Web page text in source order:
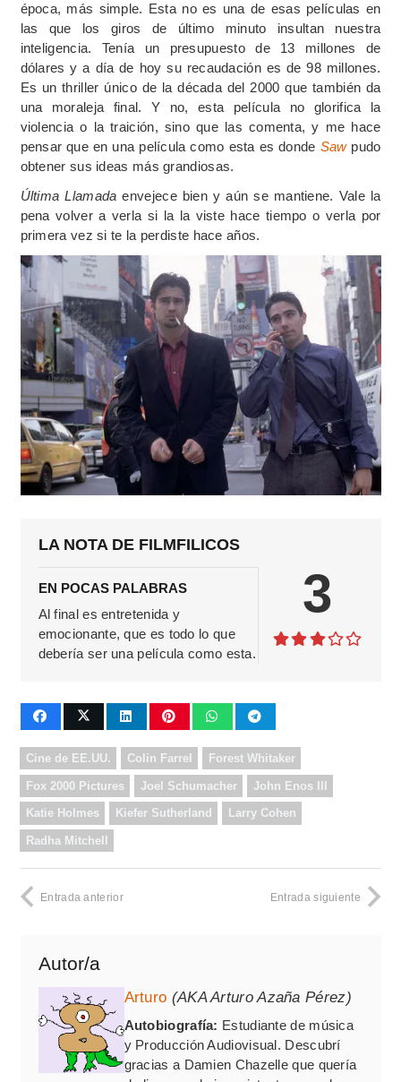
época, más simple. Esta no es una de esas películas en
las que los giros de último minuto insultan nuestra
inteligencia. Tenía un presupuesto de 13 millones de
dólares y a día de hoy su recaudación es de 98 millones.
Es un thriller único de la década del 2000 que también da
una moraleja final. Y no, esta película no glorifica la
violencia o la traición, sino que las comenta, y me hace
pensar que en una película como esta es donde Sawpudo
obtener sus ideas más grandiosas.
Última Llamada envejece bien y aún se mantiene. Vale la
pena volver a verla si la la viste hace tiempo o verla por
primera vez si te la perdiste hace años.
LA NOTA DE FILMFILICOS
EN POCAS PALABRAS
Al final es entretenida y
emocionante, que es todo lo que
debería ser una película como esta.
3
Cine de EE.UU. Colin Farrel Forest Whitaker
Fox 2000 Pictures Joel Schumacher John Enos III
Katie Holmes Kiefer Sutherland Larry Cohen
Radha Mitchell
Entrada anterior Entrada siguiente
Autor/a
Arturo (AKA Arturo Azaña Pérez)
Autobiografía: Estudiante de música
y Producción Audiovisual. Descubrí
gracias a Damien Chazelle que quería